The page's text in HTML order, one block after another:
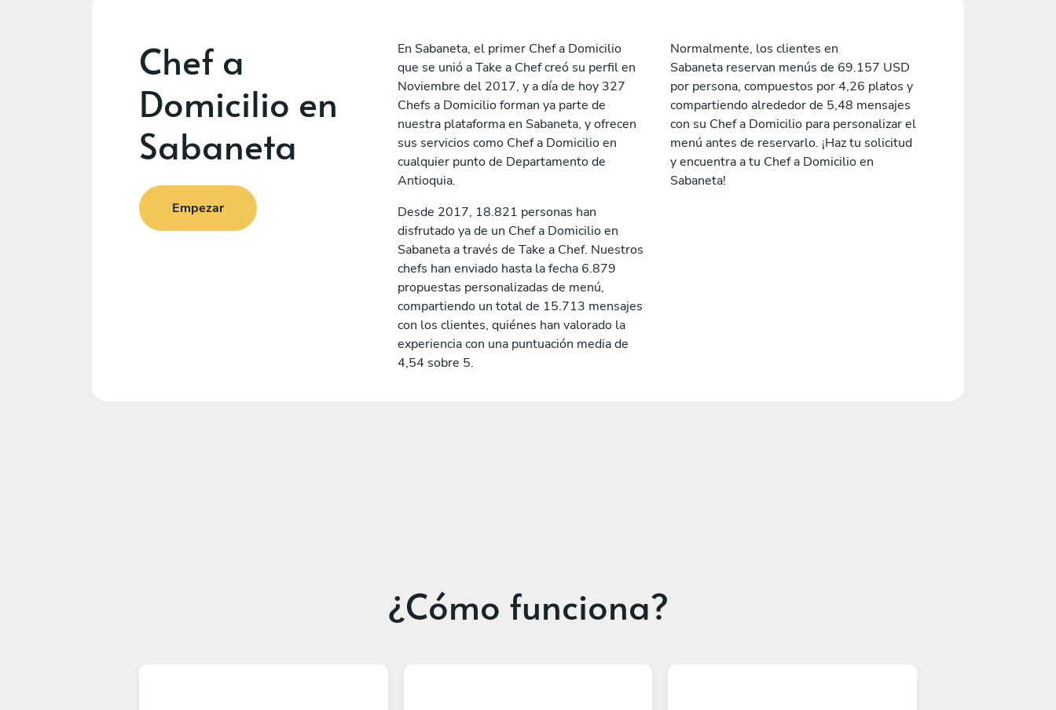
Chef a
Domicilio en
Sabaneta
Empezar
En Sabaneta, el primer Chef a Domicilio
que se unió a Take a Chef creó su perfil en
Noviembre del 2017, y a día de hoy 327
Chefs a Domicilio forman ya parte de
nuestra plataforma en Sabaneta, y ofrecen
sus servicios como Chef a Domicilio en
cualquier punto de Departamento de
Antioquia.
Desde 2017, 18.821 personas han
disfrutado ya de un Chef a Domicilio en
Sabaneta a través de Take a Chef. Nuestros
chefs han enviado hasta la fecha 6.879
propuestas personalizadas de menú,
compartiendo un total de 15.713 mensajes
con los clientes, quiénes han valorado la
experiencia con una puntuación media de
4,54 sobre 5.
Normalmente, los clientes en
Sabaneta reservan menús de 69.157 USD
por persona, compuestos por 4,26 platos y
compartiendo alrededor de 5,48 mensajes
con su Chef a Domicilio para personalizar el
menú antes de reservarlo. ¡Haz tu solicitud
y encuentra a tu Chef a Domicilio en
Sabaneta!
¿Cómo funciona?